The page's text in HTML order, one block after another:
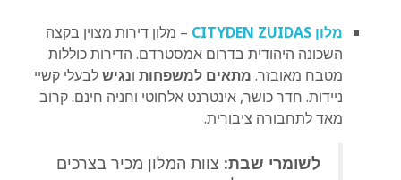
מלון CITYDEN ZUIDAS
– מלון דירות מצוין בקצה
השכונה היהודית בדרום אמסטרדם. הדירות כוללות
מטבח מאובזר. מתאים למשפחות ונגישלבעלי קשיי
ניידות. חדר כושר, אינטרנט אלחוטי וחניה חינם. קרוב
מאד לתחבורה ציבורית.
לשומרי שבת: צוות המלון מכיר בצרכים